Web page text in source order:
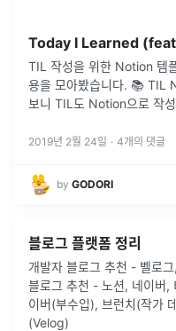
Today I Learned
TIL 작성을 위한 Notion 템
용을 모아봤습니다. 📚 TIL Notion 템플릿 매일 쓰는 킬러 앱이다
보니 TIL도 Notion으로 작
2019년 2월 24일 · 4개의 댓글
by GODORI
블로그 플랫폼 정리
개발자 블로그 추천 - 벨로
블로그 추천 - 노션, 네이버,
이버(부수입), 브런치(작가
(Velog)